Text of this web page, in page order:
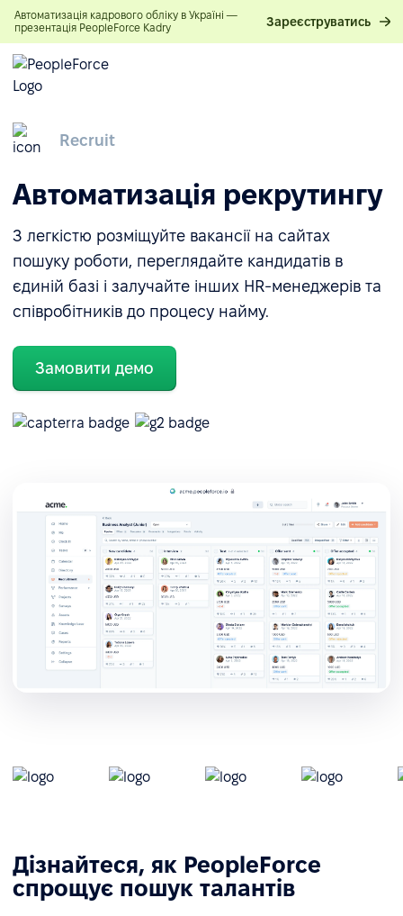
Автоматизація кадрового обліку в Україні —
презентація PeopleForce Kadry
Зареєструватись
Recruit
Автоматизація рекрутингу
З легкістю розміщуйте вакансії на сайтах
пошуку роботи, переглядайте кандидатів в
єдиній базі і залучайте інших HR-менеджерів та
співробітників до процесу найму.
Замовити демо
Дізнайтеся, як PeopleForce
спрощує пошук талантів